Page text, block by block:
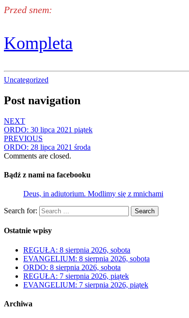
Przed snem:
Kompleta
Uncategorized
Post navigation
NEXT
ORDO: 30 lipca 2021 piątek
PREVIOUS
ORDO: 28 lipca 2021 środa
Comments are closed.
Bądź z nami na facebooku
Deus, in adiutorium. Modlimy się z mnichami
Search for: Search
Ostatnie wpisy
REGUŁA: 8 sierpnia 2026, sobota
EVANGELIUM: 8 sierpnia 2026, sobota
ORDO: 8 sierpnia 2026, sobota
REGUŁA: 7 sierpnia 2026, piątek
EVANGELIUM: 7 sierpnia 2026, piątek
Archiwa